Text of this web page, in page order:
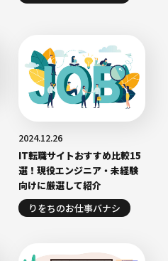
2024.12.26
IT転職サイトおすすめ比較15
選！現役エンジニア・未経験
向けに厳選して紹介
りをちのお仕事バナシ